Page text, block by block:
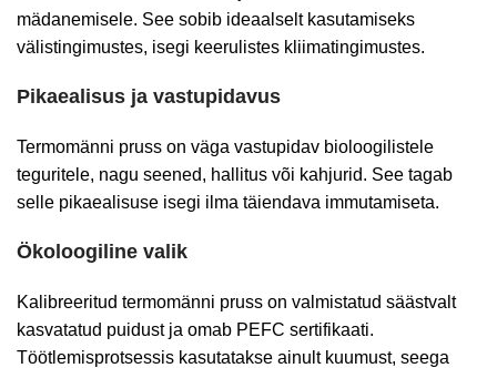
mädanemisele. See sobib ideaalselt kasutamiseks
välistingimustes, isegi keerulistes kliimatingimustes.
Pikaealisus ja vastupidavus
Termomänni pruss on väga vastupidav bioloogilistele
teguritele, nagu seened, hallitus või kahjurid. See tagab
selle pikaealisuse isegi ilma täiendava immutamiseta.
Ökoloogiline valik
Kalibreeritud termomänni pruss on valmistatud säästvalt
kasvatatud puidust ja omab PEFC sertifikaati.
Töötlemisprotsessis kasutatakse ainult kuumust, seega